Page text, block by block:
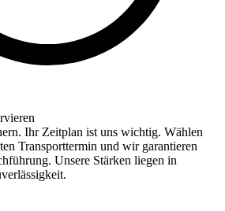
Ihr Zeitplan ist uns wichtig. Wählen
Transporttermin und wir garantieren
Unsere Stärken liegen in